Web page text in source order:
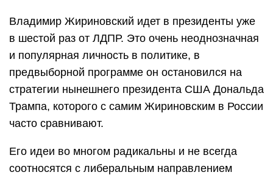
Владимир Жириновский идет в президенты уже
в шестой раз от ЛДПР. Это очень неоднозначная
и популярная личность в политике, в
предвыборной программе он остановился на
стратегии нынешнего президента США Дональда
Трампа, которого с самим Жириновским в России
часто сравнивают.
Его идеи во многом радикальны и не всегда
соотносятся с либеральным направлением